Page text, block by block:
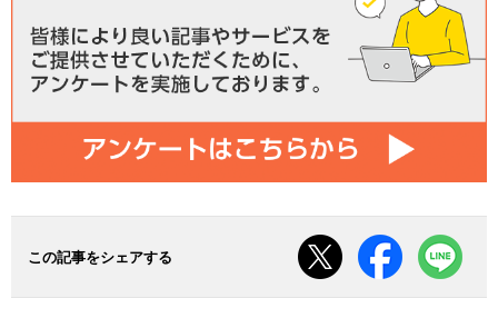
この記事をシェアする